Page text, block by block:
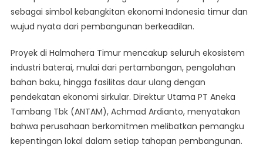
sebagai simbol kebangkitan ekonomi Indonesia timur dan
wujud nyata dari pembangunan berkeadilan.
Proyek di Halmahera Timur mencakup seluruh ekosistem
industri baterai, mulai dari pertambangan, pengolahan
bahan baku, hingga fasilitas daur ulang dengan
pendekatan ekonomi sirkular. Direktur Utama PT Aneka
Tambang Tbk (ANTAM), Achmad Ardianto, menyatakan
bahwa perusahaan berkomitmen melibatkan pemangku
kepentingan lokal dalam setiap tahapan pembangunan.